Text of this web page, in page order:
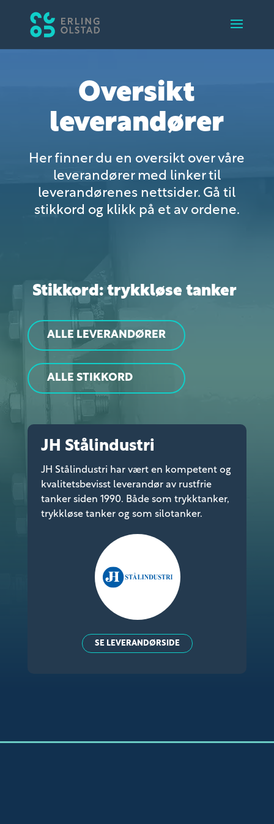
Oversikt
leverandører
Her finner du en oversikt over våre
leverandører med linker til
leverandørenes nettsider. Gå til
stikkord og klikk på et av ordene.
Stikkord: trykkløse tanker
ALLE LEVERANDØRER
ALLE STIKKORD
JH Stålindustri
JH Stålindustri har vært en kompetent og
kvalitetsbevisst leverandør av rustfrie
tanker siden 1990. Både som trykktanker,
trykkløse tanker og som silotanker.
SE LEVERANDØRSIDE